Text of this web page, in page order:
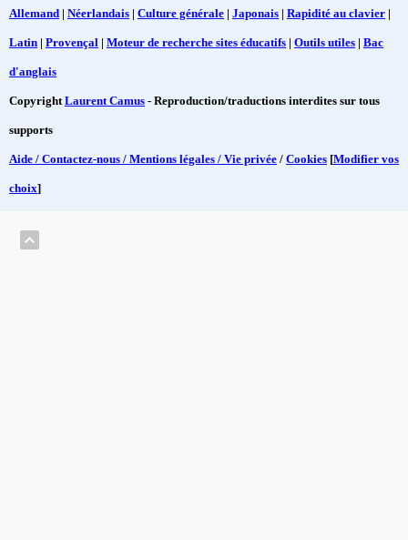
Allemand | Néerlandais | Culture générale | Japonais | Rapidité au clavier |
Latin | Provençal | Moteur de recherche sites éducatifs | Outils utiles | Bac
d'anglais
CopyrightLaurent Camus - Reproduction/traductions interdites sur tous
supports
Aide / Contactez-nous / Mentions légales / Vie privée / Cookies [Modifier vos
choix]